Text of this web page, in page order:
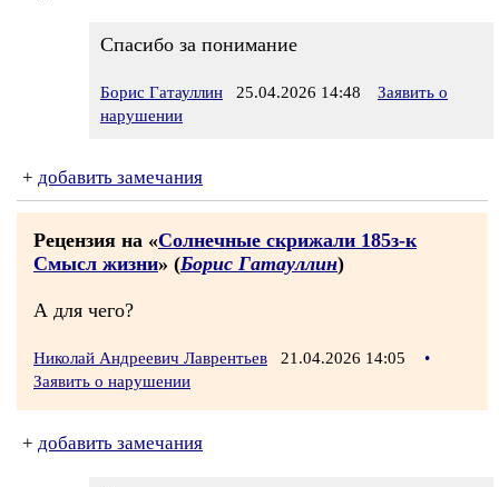
Спасибо за понимание
Борис Гатауллин 25.04.2026 14:48
Заявить о
нарушении
+ добавить замечания
Рецензия на «Солнечные скрижали 185з-к
Смысл жизни» (Борис Гатауллин)
А для чего?
Николай Андреевич Лаврентьев 21.04.2026 14:05
•
Заявить о нарушении
+ добавить замечания